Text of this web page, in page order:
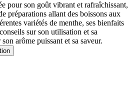
pour son goût vibrant et rafraîchissant,
préparations allant des boissons aux
variétés de menthe, ses bienfaits
sur son utilisation et sa
arôme puissant et sa saveur.